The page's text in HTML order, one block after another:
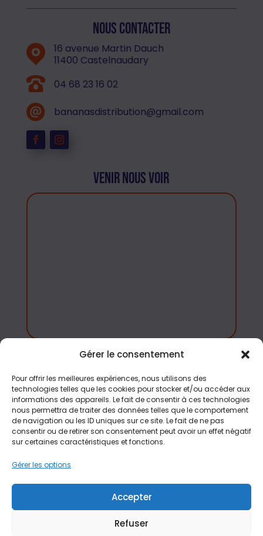
Gérer le consentement
Pour offrir les meilleures expériences, nous utilisons des
technologies telles que les cookies pour stocker et/ou accéder aux
informations des appareils. Le fait de consentir à ces technologies
nous permettra de traiter des données telles que le comportement
de navigation ou les ID uniques sur ce site. Le fait de ne pas
consentir ou de retirer son consentement peut avoir un effet négatif
sur certaines caractéristiques et fonctions.
Gérer les options
Accepter
Refuser
Nous contacter
16 avenue Martin Dauch
11400 Castelnaudary
04 68 23 16 02
bananasdistribution@gmail.com
Venir nous voir
Tous nos jeux
Aménagement
Contact
Blog
FàQ
Plan du site
Politique de cookies (UE)